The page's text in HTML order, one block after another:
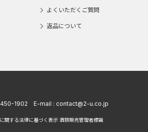
よくいただくご質問
返品について
1902 E-mail : contact@2-u.co.jp
関する法律に基づく表示 酒類販売管理者標識